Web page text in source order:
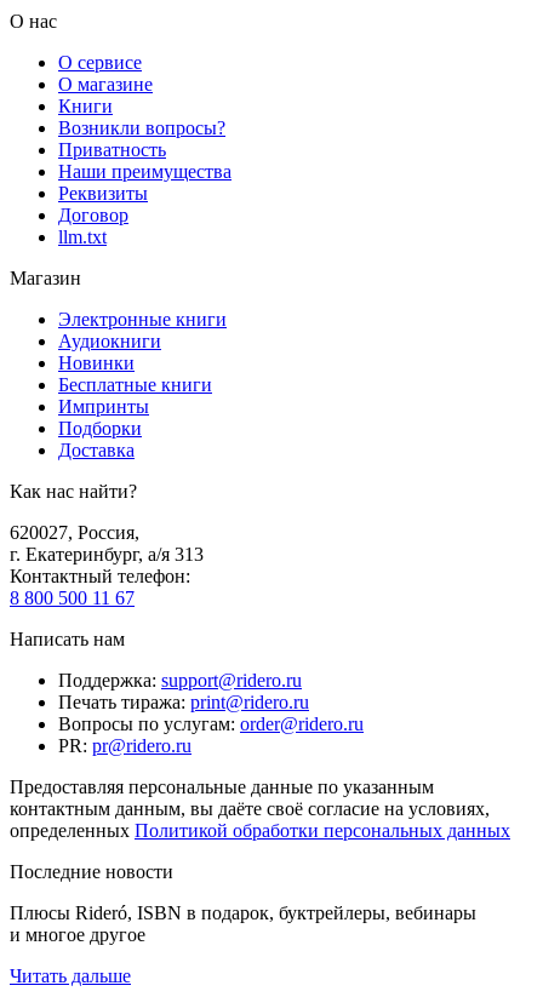
О нас
О сервисе
О магазине
Книги
Возникли вопросы?
Приватность
Наши преимущества
Реквизиты
Договор
llm.txt
Магазин
Электронные книги
Аудиокниги
Новинки
Бесплатные книги
Импринты
Подборки
Доставка
Как нас найти?
620027, Россия,
г. Екатеринбург, а/я 313
Контактный телефон:
8 800 500 11 67
Написать нам
Поддержка: support@ridero.ru
Печать тиража: print@ridero.ru
Вопросы по услугам: order@ridero.ru
PR: pr@ridero.ru
Предоставляя персональные данные по указанным
контактным данным, вы даёте своё согласие на условиях,
определенных Политикой обработки персональных данных
Последние новости
Плюсы Rideró, ISBN в подарок, буктрейлеры, вебинары
и многое другое
Читать дальше